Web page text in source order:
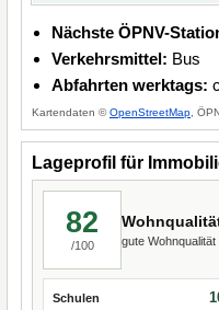
Nächste ÖPNV-
Verkehrsmittel: Bus
Abfahrten werktags:
Kartendaten ©OpenStreetMap ,
Lageprofil für
82
/100 gute
Schulen